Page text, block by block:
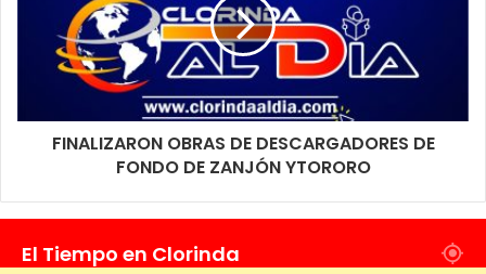
FINALIZARON OBRAS DE DESCARGADORES DE
FONDO DE ZANJÓN YTORORO
El Tiempo en Clorinda